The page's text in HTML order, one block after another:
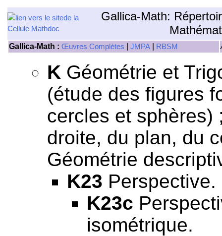
Gallica-Math:
Gallica-Math : Œuvres Complètes JMPA RBSM
K Géométrie et
(étude des figures
cercles et sphères)
droite, du plan, du
Géométrie
K23 Perspective.
K23c
isométrique.